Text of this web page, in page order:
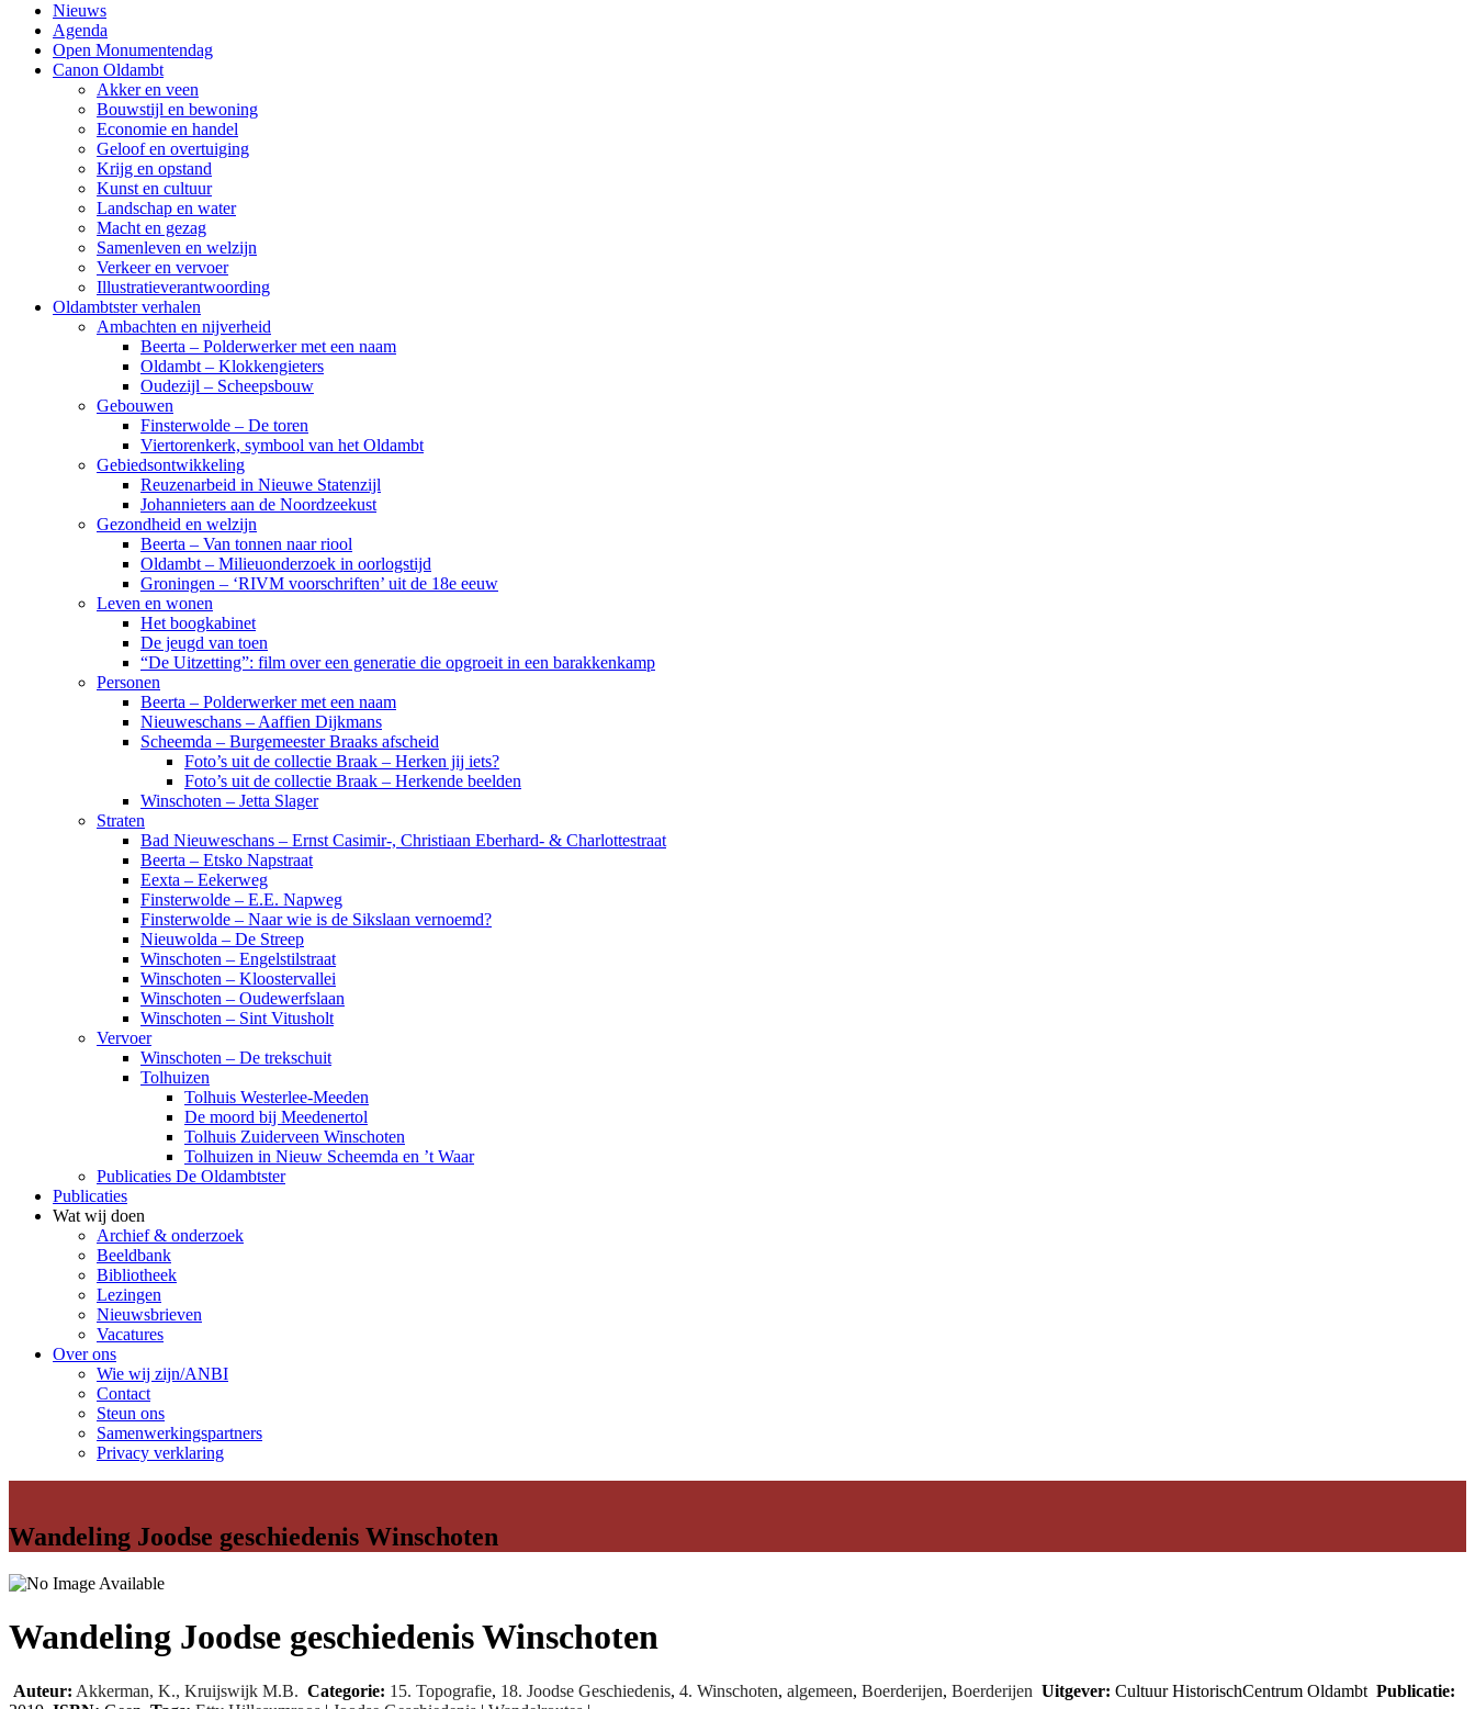
Nieuws
Agenda
Open Monumentendag
Canon Oldambt
Akker en veen
Bouwstijl en bewoning
Economie en handel
Geloof en overtuiging
Krijg en opstand
Kunst en cultuur
Landschap en water
Macht en gezag
Samenleven en welzijn
Verkeer en vervoer
Illustratieverantwoording
Oldambtster verhalen
Ambachten en nijverheid
Beerta – Polderwerker met een naam
Oldambt – Klokkengieters
Oudezijl – Scheepsbouw
Gebouwen
Finsterwolde – De toren
Viertorenkerk, symbool van het Oldambt
Gebiedsontwikkeling
Reuzenarbeid in Nieuwe Statenzijl
Johannieters aan de Noordzeekust
Gezondheid en welzijn
Beerta – Van tonnen naar riool
Oldambt – Milieuonderzoek in oorlogstijd
Groningen – ‘RIVM voorschriften’ uit de 18e eeuw
Leven en wonen
Het boogkabinet
De jeugd van toen
“De Uitzetting”: film over een generatie die opgroeit in een barakkenkamp
Personen
Beerta – Polderwerker met een naam
Nieuweschans – Aaffien Dijkmans
Scheemda – Burgemeester Braaks afscheid
Foto’s uit de collectie Braak – Herken jij iets?
Foto’s uit de collectie Braak – Herkende beelden
Winschoten – Jetta Slager
Straten
Bad Nieuweschans – Ernst Casimir-, Christiaan Eberhard- & Charlottestraat
Beerta – Etsko Napstraat
Eexta – Eekerweg
Finsterwolde – E.E. Napweg
Finsterwolde – Naar wie is de Sikslaan vernoemd?
Nieuwolda – De Streep
Winschoten – Engelstilstraat
Winschoten – Kloostervallei
Winschoten – Oudewerfslaan
Winschoten – Sint Vitusholt
Vervoer
Winschoten – De trekschuit
Tolhuizen
Tolhuis Westerlee-Meeden
De moord bij Meedenertol
Tolhuis Zuiderveen Winschoten
Tolhuizen in Nieuw Scheemda en ’t Waar
Publicaties De Oldambtster
Publicaties
Wat wij doen
Archief & onderzoek
Beeldbank
Bibliotheek
Lezingen
Nieuwsbrieven
Vacatures
Over ons
Wie wij zijn/ANBI
Contact
Steun ons
Samenwerkingspartners
Privacy verklaring
Wandeling Joodse geschiedenis Winschoten
Wandeling Joodse geschiedenis Winschoten
Auteur: Akkerman, K., Kruijswijk M.B. Categorie: 15. Topografie, 18. Joodse Geschiedenis, 4. Winschoten, algemeen, Boerderijen, Boerderijen Uitgever: Cultuur HistorischCentrum Oldambt Publicatie: